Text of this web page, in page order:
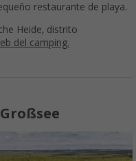
restaurante de playa.
Heide, distrito
del camping.